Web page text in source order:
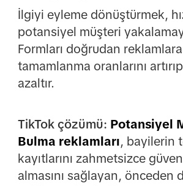
İlgiyi eyleme dönüştürmek,
potansiyel müşteri
Formları doğrudan
tamamlanma oranlarını
azaltır.
TikTok çözümü: Potansiyel
Bulma reklamları, bayilerin
kayıtlarını zahmetsizce
almasını sağlayan, önceden